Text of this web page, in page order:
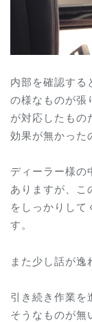
内部を確認する
の様なものが張
が対応したもの
効果が無かった
ディーラー様の
ありますが、こ
をしっかりして
す。
また少し話が逸
引き続き作業を
そうなものが無